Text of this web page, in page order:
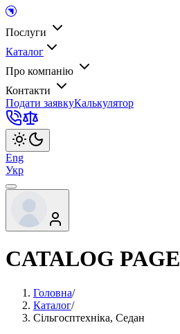
Послуги
Каталог
Про компанію
Контакти
Подати заявкуКалькулятор
Eng
Укр
CATALOG PAGE
Головна/
Каталог/
Сільгосптехніка, Седан